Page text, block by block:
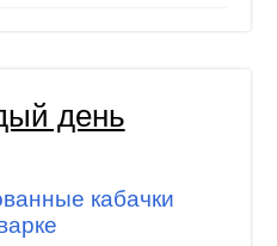
день
кабачки